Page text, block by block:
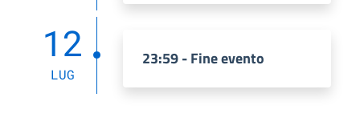
12
LUG
23:59 - Fine evento